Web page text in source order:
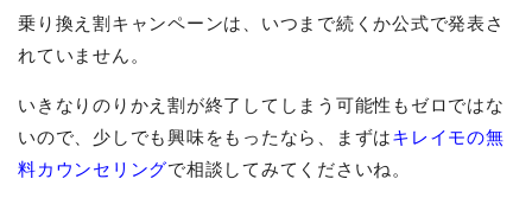
乗り換え割キャンペーンは、いつまで続くか公式で発表さ
れていません。
いきなりのりかえ割が終了してしまう可能性もゼロではな
いので、少しでも興味をもったなら、まずはキレイモの無
料カウンセリングで相談してみてくださいね。